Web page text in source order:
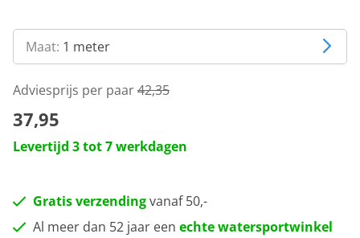
Maat: 1 meter
Adviesprijs per paar42,35
37,95
Levertijd 3 tot 7 werkdagen
Gratis verzendingvanaf 50,-
Al meer dan 52 jaar een echte watersportwinkel